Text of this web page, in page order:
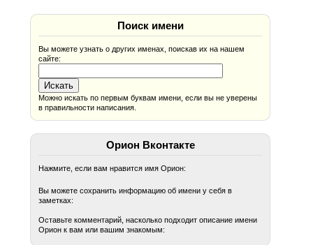
Поиск имени
Вы можете узнать о других именах, поискав их на нашем
сайте:
Можно искать по первым буквам имени, если вы не уверены
в правильности написания.
Орион Вконтакте
Нажмите, если вам нравится имя Орион:
Вы можете сохранить информацию об имени у себя в
заметках:
Оставьте комментарий, насколько подходит описание имени
Орион к вам или вашим знакомым: